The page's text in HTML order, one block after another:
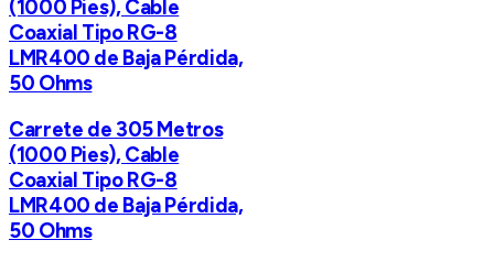
(1000 Pies), Cable
Coaxial Tipo RG-8
LMR400 de Baja Pérdida,
50 Ohms
Carrete de 305 Metros
(1000 Pies), Cable
Coaxial Tipo RG-8
LMR400 de Baja Pérdida,
50 Ohms